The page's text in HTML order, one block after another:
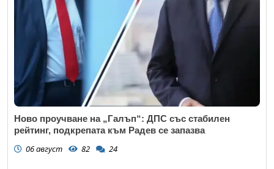
Ново проучване на „Галъп“: ДПС със стабилен
рейтинг, подкрепата към Радев се запазва
06 август 82 24